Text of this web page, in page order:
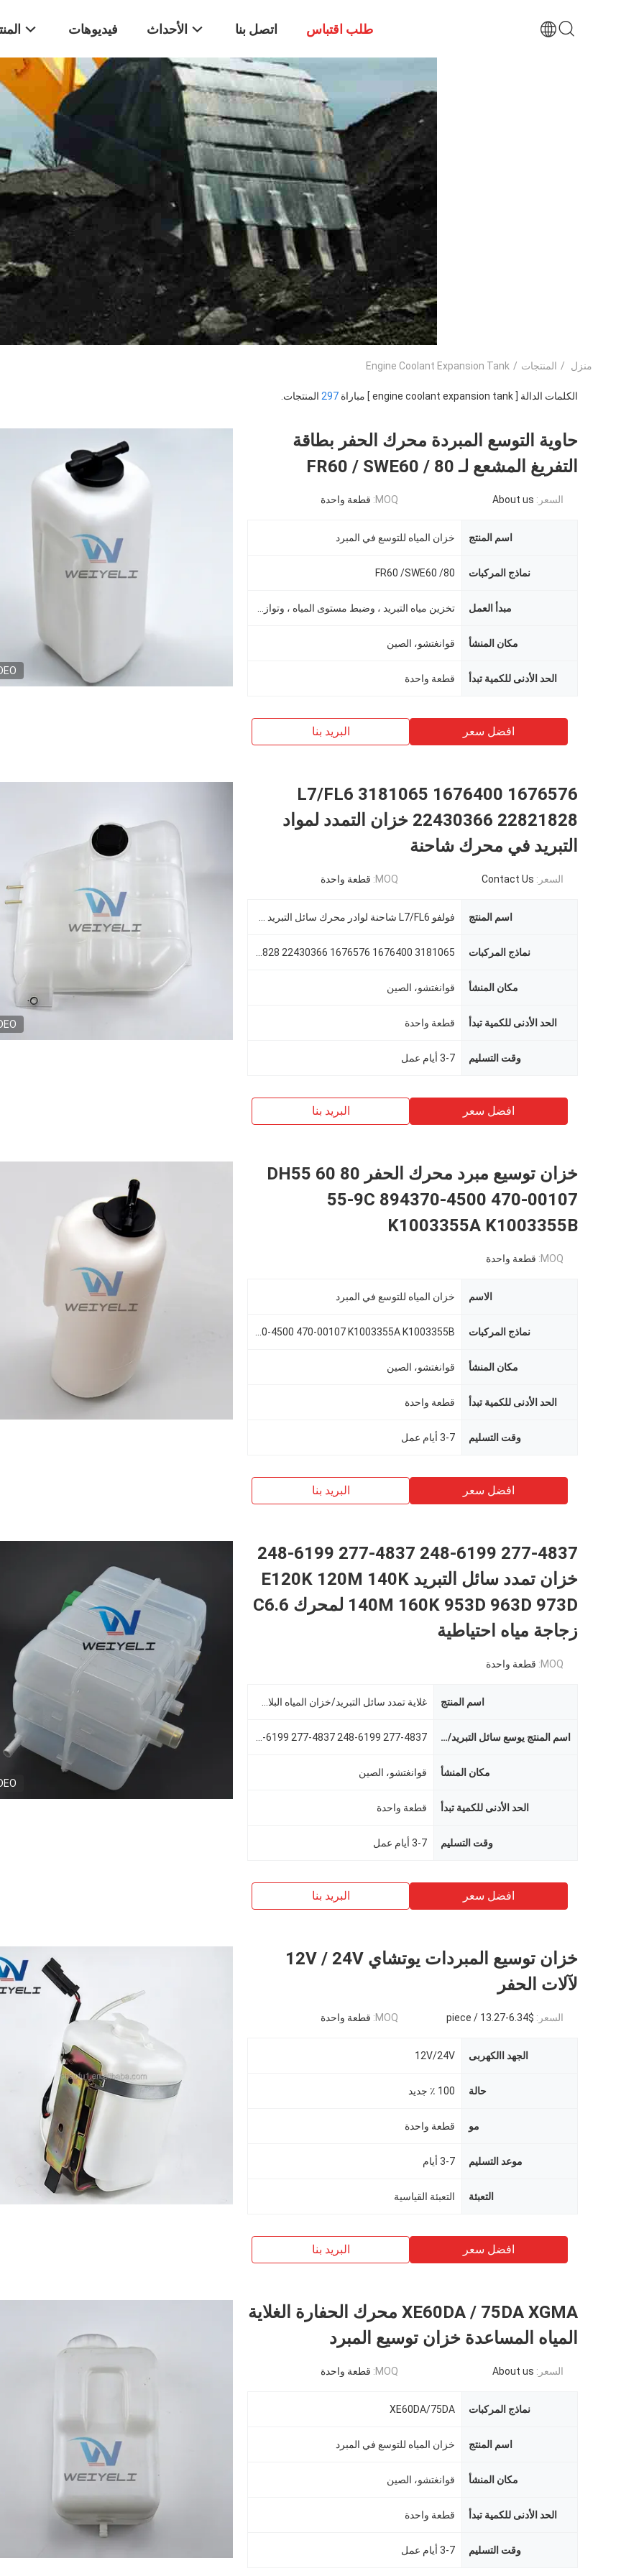
فيديوهات الأحداث اتصل بنا طلب اقتباس
منزل / المنتجات /
Engine Coolant Expansion Tank
الكلمات الدالة [ engine coolant expansion tank ] مباراة 297 المنتجات.
حاوية التوسع المبردة محرك الحفر بطاقة
التفريغ المشعع لـ FR60 / SWE60 / 80
السعر: About us
MOQ: قطعة واحدة
اسم المنتج خزان المياه للتوسع في المبرد
نماذج المركبات FR60 /SWE60 /80
مبدأ العمل
مكان المنشأ قوانغتشو، الصين
الحد الأدنى للكمية تبدأ قطعة واحدة
افضل سعر البريد بنا
L7/FL6 3181065 1676400 1676576
22430366 22821828 خزان التمدد لمواد
التبريد في محرك شاحنة
السعر: Contact Us
MOQ: قطعة واحدة
اسم المنتج
نماذج المركبات
مكان المنشأ قوانغتشو، الصين
الحد الأدنى للكمية تبدأ قطعة واحدة
وقت التسليم 3-7 أيام عمل
افضل سعر البريد بنا
خزان توسيع مبرد محرك الحفر DH55 60 80
55-9C 894370-4500 470-00107
K1003355A K1003355B
MOQ: قطعة واحدة
الاسم خزان المياه للتوسع في المبرد
نماذج المركبات
مكان المنشأ قوانغتشو، الصين
الحد الأدنى للكمية تبدأ قطعة واحدة
وقت التسليم 3-7 أيام عمل
افضل سعر البريد بنا
277-4837 248-6199 277-4837 248-6199
خزان تمدد سائل التبريد E120K 120M 140K
140M 160K 953D 963D 973D لمحرك C6.6
زجاجة مياه احتياطية
MOQ: قطعة واحدة
اسم المنتج
اسم المنتج يوسع سائل التبريد/خزان الماء البلاستي
مكان المنشأ قوانغتشو، الصين
الحد الأدنى للكمية تبدأ قطعة واحدة
وقت التسليم 3-7 أيام عمل
افضل سعر البريد بنا
خزان توسيع المبردات يوتشاي 12V / 24V
لآلات الحفر
السعر: $6.34-13.27 / piece
MOQ: قطعة واحدة
الجهد االكهربى 12V/24V
حالة 100 ٪ جديد
مو قطعة واحدة
موعد التسليم 3-7 أيام
التعبئة التعبئة القياسية
افضل سعر البريد بنا
XE60DA / 75DA XGMA محرك الحفارة الغلاية
المياه المساعدة خزان توسيع المبرد
السعر: About us
MOQ: قطعة واحدة
نماذج المركبات XE60DA/75DA
اسم المنتج خزان المياه للتوسع في المبرد
مكان المنشأ قوانغتشو، الصين
الحد الأدنى للكمية تبدأ قطعة واحدة
وقت التسليم 3-7 أيام عمل